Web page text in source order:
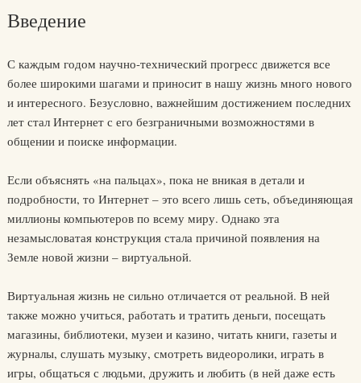
Введение
С каждым годом научно-технический прогресс движется все
более широкими шагами и приносит в нашу жизнь много нового
и интересного. Безусловно, важнейшим достижением последних
лет стал Интернет с его безграничными возможностями в
общении и поиске информации.
Если объяснять «на пальцах», пока не вникая в детали и
подробности, то Интернет – это всего лишь сеть, объединяющая
миллионы компьютеров по всему миру. Однако эта
незамысловатая конструкция стала причиной появления на
Земле новой жизни – виртуальной.
Виртуальная жизнь не сильно отличается от реальной. В ней
также можно учиться, работать и тратить деньги, посещать
магазины, библиотеки, музеи и казино, читать книги, газеты и
журналы, слушать музыку, смотреть видеоролики, играть в
игры, общаться с людьми, дружить и любить (в ней даже есть